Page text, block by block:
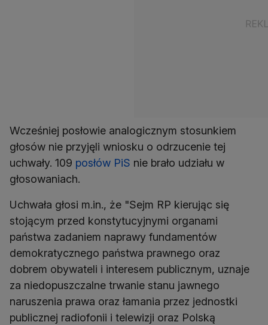
Wcześniej posłowie analogicznym stosunkiem
głosów nie przyjęli wniosku o odrzucenie tej
uchwały. 109 posłów PiS nie brało udziału w
głosowaniach.
Uchwała głosi m.in., że "Sejm RP kierując się
stojącym przed konstytucyjnymi organami
państwa zadaniem naprawy fundamentów
demokratycznego państwa prawnego oraz
dobrem obywateli i interesem publicznym, uznaje
za niedopuszczalne trwanie stanu jawnego
naruszenia prawa oraz łamania przez jednostki
publicznej radiofonii i telewizji oraz Polską